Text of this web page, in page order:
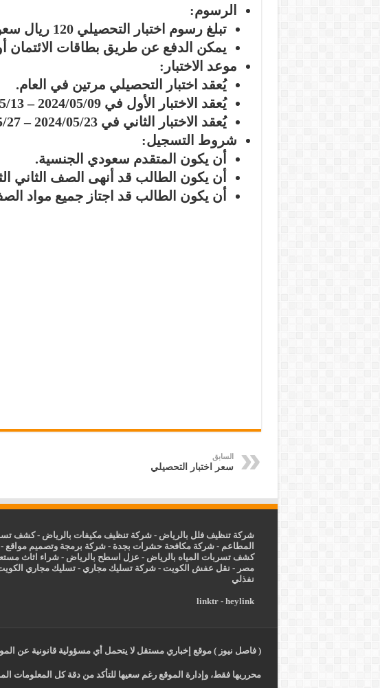
الرسوم:
تبلغ رسوم اختبار التحصيلي 120 ريال سعودي.
يمكن الدفع عن طريق بطاقات الائتمان
موعد الاختبار:
يُعقد اختبار التحصيلي مرتين في العام.
يُعقد الاختبار الأول في 2024/05/09 – 2024/05/13.
يُعقد الاختبار الثاني في 2024/05/23 – 2024/05/27.
شروط التسجيل:
أن يكون المتقدم سعودي الجنسية.
أن يكون الطالب قد أنهى الصف الثاني
أن يكون الطالب قد اجتاز جميع مواد
السابق
سعر اختبار التحصيلي
شركة تنظيف فلل بالرياض -شركة تنظيف مكيفات بالرياض -كشف
المطاعم -شركة مكافحة حشرات بجدة -شركة برمجة وتصميم مواقع
كشف تسربات المياه بالرياض - عزل اسطح بالرياض -شراء اثاث
مصر - نقل عفش الكويت -شركة تسليك مجاري -تسليك مجاري
نفذلي
linktr- heylink
( فاصل نيوز ) موقع إخباري مستقل لا يتحمل أي مسؤولية قانونية عن
محرريها فقط، وإدارة الموقع رغم سعيها للتأكد من دقة كل المعلومات